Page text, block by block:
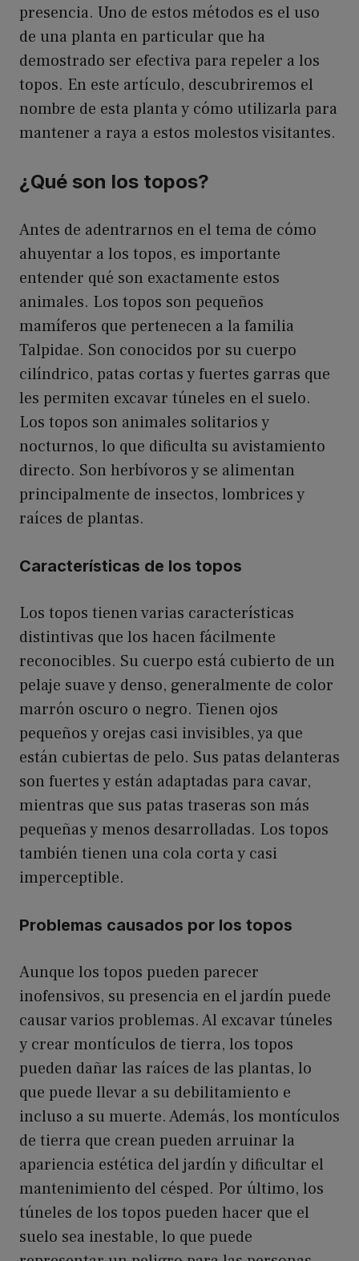
presencia. Uno de estos métodos es el uso
de una planta en particular que ha
demostrado ser efectiva para repeler a los
topos. En este artículo, descubriremos el
nombre de esta planta y cómo utilizarla para
mantener a raya a estos molestos visitantes.
¿Qué son los topos?
Antes de adentrarnos en el tema de cómo
ahuyentar a los topos, es importante
entender qué son exactamente estos
animales. Los topos son pequeños
mamíferos que pertenecen a la familia
Talpidae. Son conocidos por su cuerpo
cilíndrico, patas cortas y fuertes garras que
les permiten excavar túneles en el suelo.
Los topos son animales solitarios y
nocturnos, lo que dificulta su avistamiento
directo. Son herbívoros y se alimentan
principalmente de insectos, lombrices y
raíces de plantas.
Características de los topos
Los topos tienen varias características
distintivas que los hacen fácilmente
reconocibles. Su cuerpo está cubierto de un
pelaje suave y denso, generalmente de color
marrón oscuro o negro. Tienen ojos
pequeños y orejas casi invisibles, ya que
están cubiertas de pelo. Sus patas delanteras
son fuertes y están adaptadas para cavar,
mientras que sus patas traseras son más
pequeñas y menos desarrolladas. Los topos
también tienen una cola corta y casi
imperceptible.
Problemas causados por los topos
Aunque los topos pueden parecer
inofensivos, su presencia en el jardín puede
causar varios problemas. Al excavar túneles
y crear montículos de tierra, los topos
pueden dañar las raíces de las plantas, lo
que puede llevar a su debilitamiento e
incluso a su muerte. Además, los montículos
de tierra que crean pueden arruinar la
apariencia estética del jardín y dificultar el
mantenimiento del césped. Por último, los
túneles de los topos pueden hacer que el
suelo sea inestable, lo que puede